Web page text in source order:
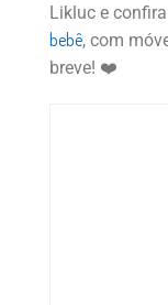
Likluc e
bebê, com
breve! ❤️